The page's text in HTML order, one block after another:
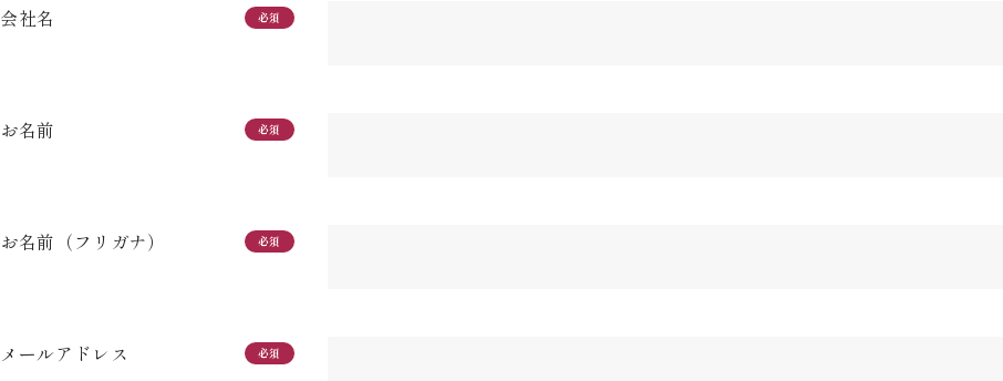
会社名 必須
お名前 必須
お名前（フリガナ） 必須
メールアドレス 必須